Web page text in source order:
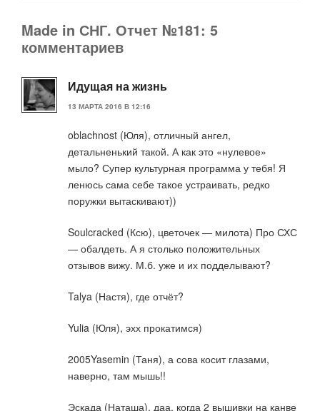
Made in СНГ. Отчет №181: 5
комментариев
Идущая на жизнь
13 МАРТА 2016 В 12:16
oblachnost (Юля), отличный ангел,
детальненький такой. А как это «нулевое»
мыло? Супер культурная программа у тебя! Я
ленюсь сама себе такое устраивать, редко
поружки вытаскивают))
Soulcracked (Ксю), цветочек — милота) Про СХС
— обалдеть. А я столько положительных
отзывов вижу. М.б. уже и их подделывают?
Talya (Настя), где отчёт?
Yulia (Юля), эхх прокатимся)
2005Yasemin (Таня), а сова косит глазами,
наверно, там мышь!!
Эскада (Наташа), даа, когда 2 вышивки на канве